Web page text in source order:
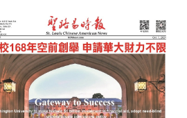
數
越
來
越
大